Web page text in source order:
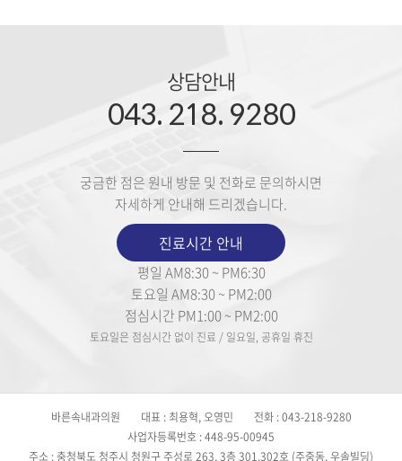
상담안내
043. 218. 9280
궁금한 점은 원내 방문 및 전화로 문의하시면
자세하게 안내해 드리겠습니다.
진료시간 안내
평일 AM8:30 ~ PM6:30
토요일 AM8:30 ~ PM2:00
점심시간 PM1:00 ~ PM2:00
토요일은 점심시간 없이 진료 / 일요일, 공휴일 휴진
바른속내과의원 대표 : 최용혁, 오영민
전화 : 043-218-9280
사업자등록번호 : 448-95-00945
주소 : 충청북도 청주시 청원구 주성로 263, 3층 301,302호 (주중동, 우솔빌딩)